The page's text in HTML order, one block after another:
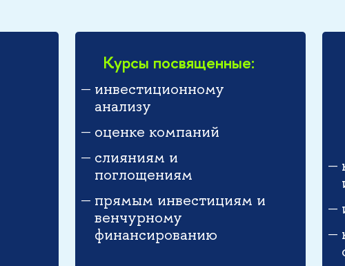
Курсы посвященные:
инвестиционному
анализу
оценке компаний
слияниям и
поглощениям
прямым инвестициям и
венчурному
финансированию